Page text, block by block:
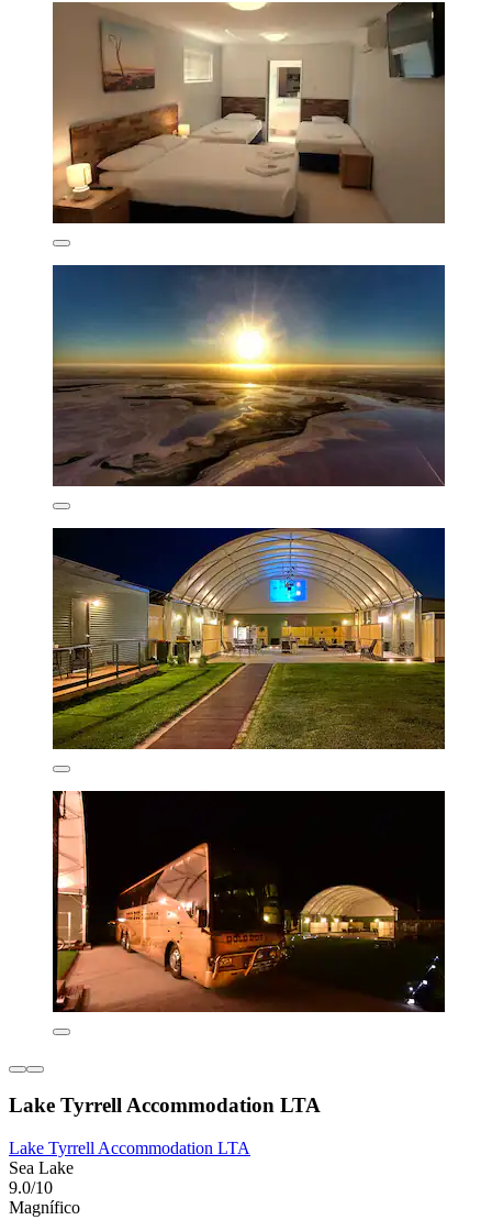
Lake Tyrrell Accommodation LTA
Lake Tyrrell Accommodation LTA
Sea Lake
9.0/10
Magnífico